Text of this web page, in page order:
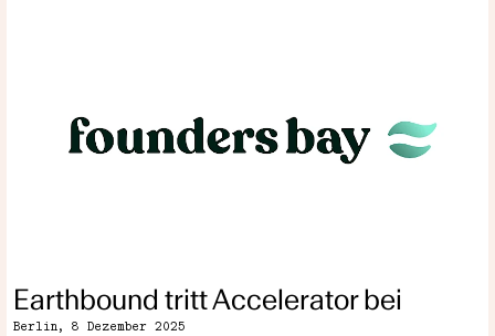
Earthbound tritt Accelerator bei
Berlin,8 Dezember 2025